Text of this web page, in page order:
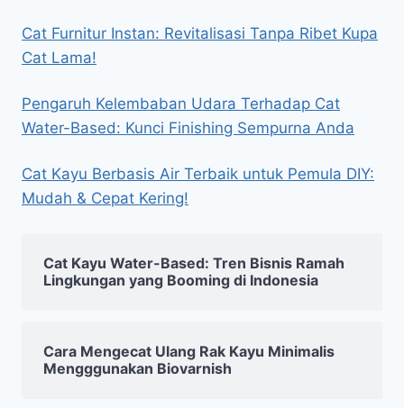
Cat Furnitur Instan: Revitalisasi Tanpa Ribet Kupa
Cat Lama!
Pengaruh Kelembaban Udara Terhadap Cat
Water-Based: Kunci Finishing Sempurna Anda
Cat Kayu Berbasis Air Terbaik untuk Pemula DIY:
Mudah & Cepat Kering!
Cat Kayu Water-Based: Tren Bisnis Ramah
Lingkungan yang Booming di Indonesia
Cara Mengecat Ulang Rak Kayu Minimalis
Mengggunakan Biovarnish